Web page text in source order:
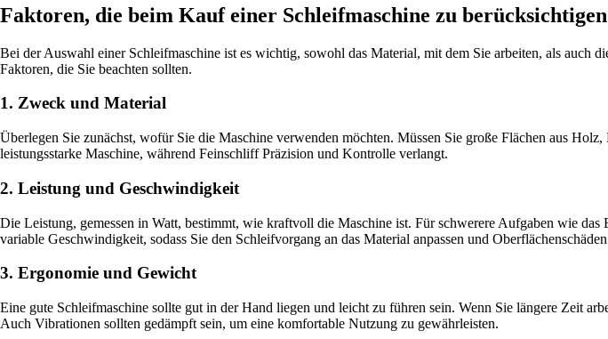
Faktoren, die beim Kauf einer Schleifmaschine zu
Bei der Auswahl einer Schleifmaschine ist es wichtig, sowohl das Material, mit dem Sie arbeiten, als auch
Faktoren, die Sie beachten sollten.
1. Zweck und Material
Überlegen Sie zunächst, wofür Sie die Maschine verwenden möchten. Müssen Sie große Flächen aus
leistungsstarke Maschine, während Feinschliff Präzision und Kontrolle verlangt.
2. Leistung und Geschwindigkeit
Die Leistung, gemessen in Watt, bestimmt, wie kraftvoll die Maschine ist. Für schwerere Aufgaben wie
variable Geschwindigkeit, sodass Sie den Schleifvorgang an das Material anpassen und
3. Ergonomie und Gewicht
Eine gute Schleifmaschine sollte gut in der Hand liegen und leicht zu führen sein. Wenn Sie längere Zeit
Auch Vibrationen sollten gedämpft sein, um eine komfortable Nutzung zu gewährleisten.